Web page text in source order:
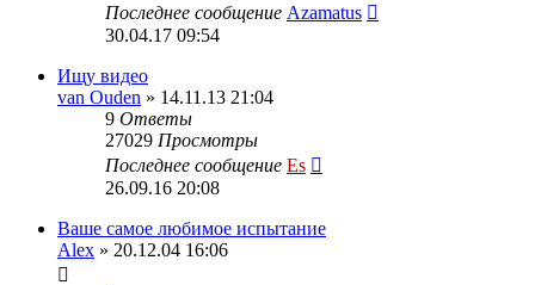
Последнее сообщение Azamatus
30.04.17 09:54
Ищу видео
van Ouden » 14.11.13 21:04
9 Ответы
27029 Просмотры
Последнее сообщение Es
26.09.16 20:08
Ваше самое любимое испытание
Alex » 20.12.04 16:06